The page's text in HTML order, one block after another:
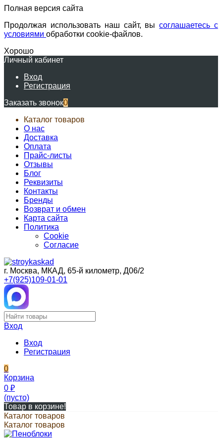
Полная версия сайта
Продолжая использовать наш сайт, высоглашаетесь с
условиями обработки cookie-файлов.
Хорошо
Личный кабинет
Вход
Регистрация
Заказать звонок0
Каталог товаров
О нас
Доставка
Оплата
Прайс-листы
Отзывы
Блог
Реквизиты
Контакты
Бренды
Возврат и обмен
Карта сайта
Политика
Cookie
Согласие
г. Москва, МКАД, 65-й километр, Д06/2
+7(925)109-01-01
Вход
Вход
Регистрация
0
Корзина
0 ₽
(пусто)
Товар в корзине!
Каталог товаров
Каталог товаров